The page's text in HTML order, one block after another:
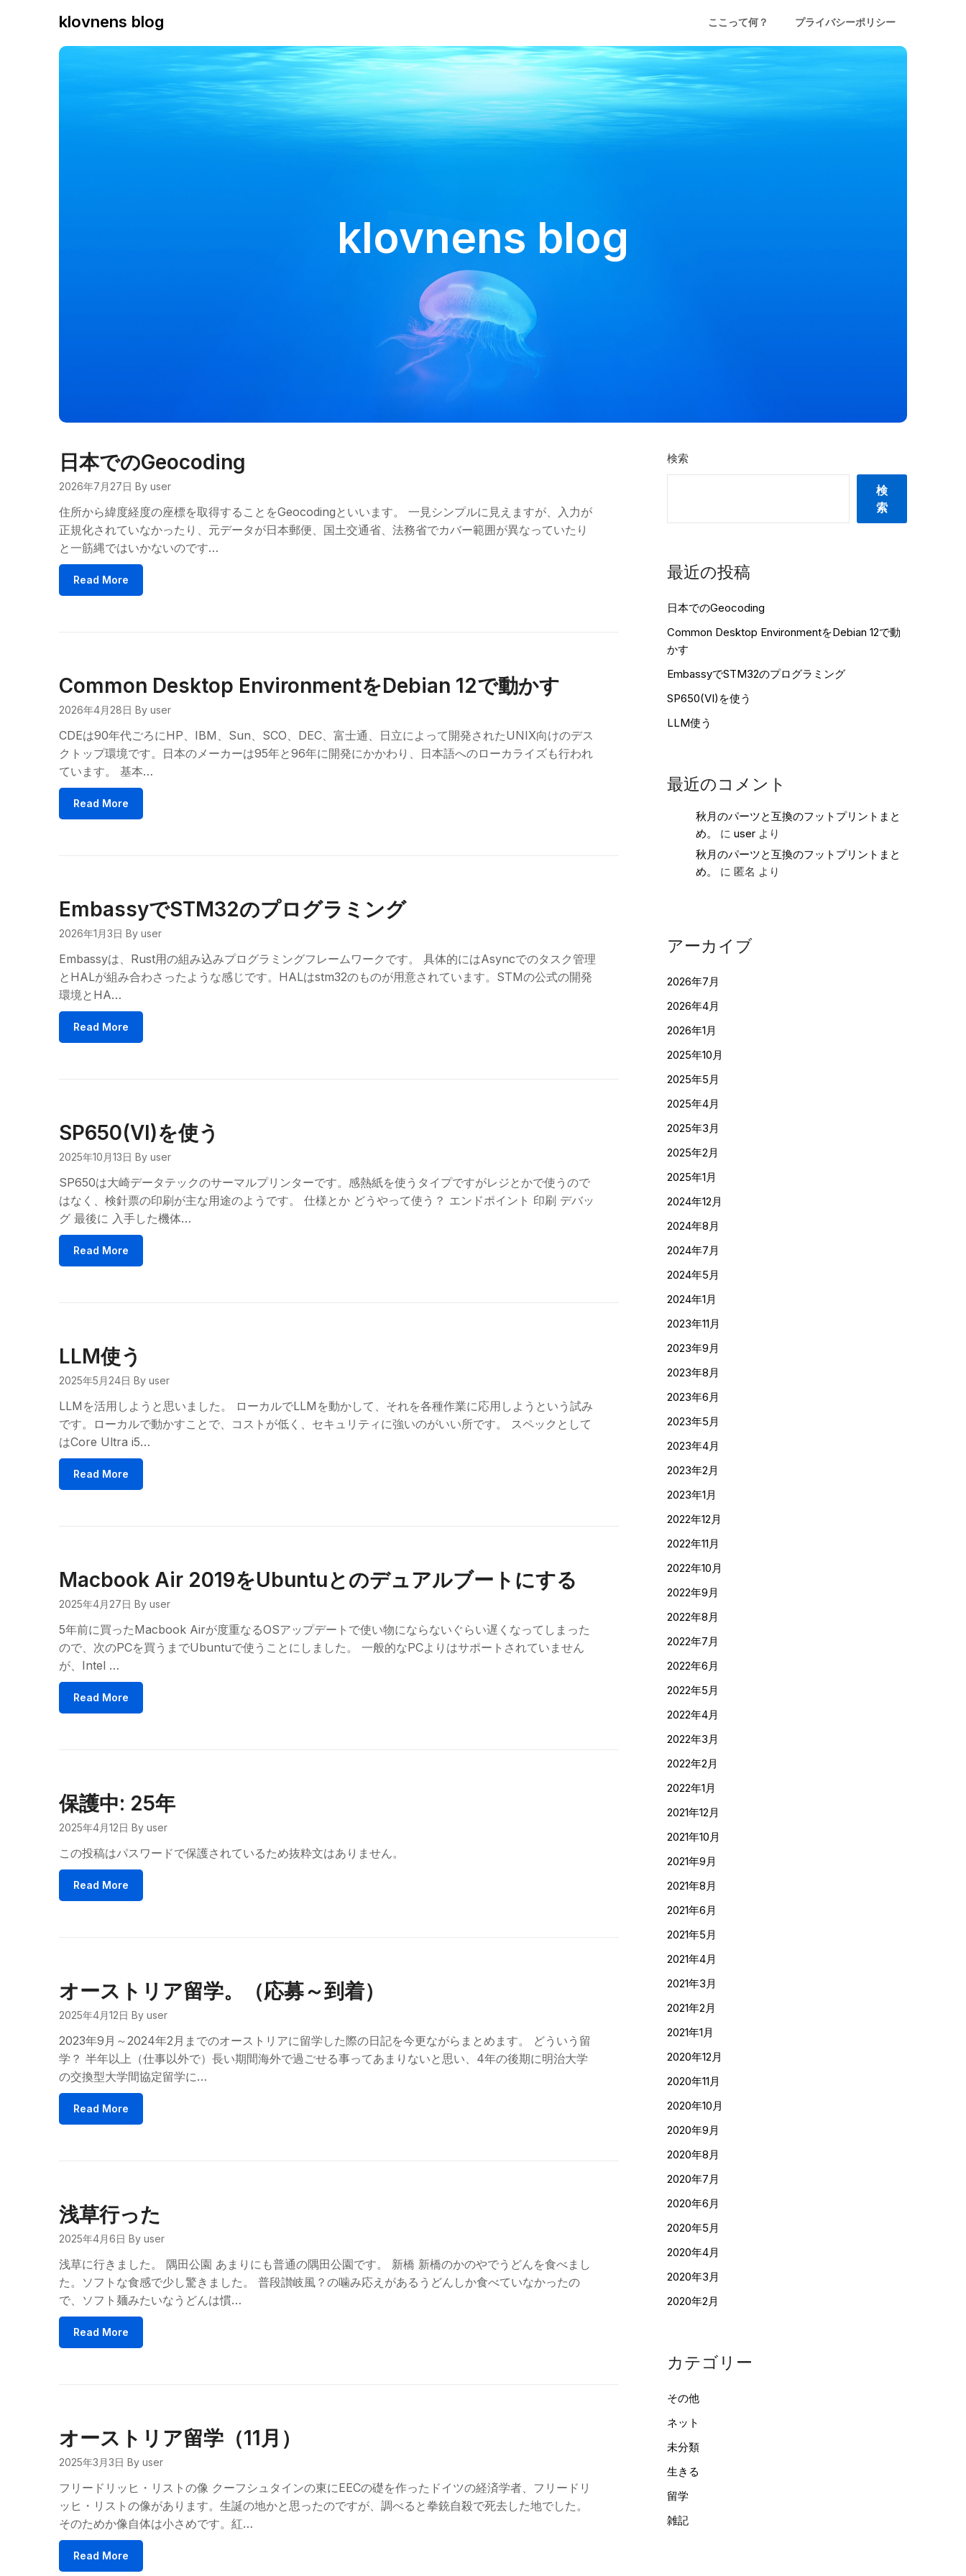
klovnens blog ここって何？ プライバシーポリシー
klovnens blog
日本でのGeocoding
2026年7月27日 By user
住所から緯度経度の座標を取得することをGeocodingといいます。 一見シンプルに見えますが、入力が
正規化されていなかったり、元データが日本郵便、国土交通省、法務省でカバー範囲が異なっていたり
と一筋縄ではいかないのです…
Read More
Common Desktop EnvironmentをDebian 12で動かす
2026年4月28日 By user
CDEは90年代ごろにHP、IBM、Sun、SCO、DEC、富士通、日立によって開発されたUNIX向けのデス
クトップ環境です。日本のメーカーは95年と96年に開発にかかわり、日本語へのローカライズも行われ
ています。 基本…
Read More
EmbassyでSTM32のプログラミング
2026年1月3日 By user
Embassyは、Rust用の組み込みプログラミングフレームワークです。 具体的にはAsyncでのタスク管理
とHALが組み合わさったような感じです。HALはstm32のものが用意されています。STMの公式の開発
環境とHA…
Read More
SP650(VI)を使う
2025年10月13日 By user
SP650は大崎データテックのサーマルプリンターです。感熱紙を使うタイプですがレジとかで使うので
はなく、検針票の印刷が主な用途のようです。 仕様とか どうやって使う？ エンドポイント 印刷 デバッ
グ 最後に 入手した機体…
Read More
LLM使う
2025年5月24日 By user
LLMを活用しようと思いました。 ローカルでLLMを動かして、それを各種作業に応用しようという試み
です。ローカルで動かすことで、コストが低く、セキュリティに強いのがいい所です。 スペックとして
はCore Ultra i5…
Read More
Macbook Air 2019をUbuntuとのデュアルブートにする
2025年4月27日 By user
5年前に買ったMacbook Airが度重なるOSアップデートで使い物にならないぐらい遅くなってしまった
ので、次のPCを買うまでUbuntuで使うことにしました。 一般的なPCよりはサポートされていません
が、Intel …
Read More
保護中: 25年
2025年4月12日 By user
この投稿はパスワードで保護されているため抜粋文はありません。
Read More
オーストリア留学。（応募～到着）
2025年4月12日 By user
2023年9月～2024年2月までのオーストリアに留学した際の日記を今更ながらまとめます。 どういう留
学？ 半年以上（仕事以外で）長い期間海外で過ごせる事ってあまりないと思い、4年の後期に明治大学
の交換型大学間協定留学に…
Read More
浅草行った
2025年4月6日 By user
浅草に行きました。 隅田公園 あまりにも普通の隅田公園です。 新橋 新橋のかのやでうどんを食べまし
た。ソフトな食感で少し驚きました。 普段讃岐風？の噛み応えがあるうどんしか食べていなかったの
で、ソフト麺みたいなうどんは慣…
Read More
オーストリア留学（11月）
2025年3月3日 By user
フリードリッヒ・リストの像 クーフシュタインの東にEECの礎を作ったドイツの経済学者、フリードリ
ッヒ・リストの像があります。生誕の地かと思ったのですが、調べると拳銃自殺で死去した地でした。
そのためか像自体は小さめです。紅…
Read More
検索
検
索
最近の投稿
日本でのGeocoding
Common Desktop EnvironmentをDebian 12で動
かす
EmbassyでSTM32のプログラミング
SP650(VI)を使う
LLM使う
最近のコメント
秋月のパーツと互換のフットプリントまと
め。
に userより
秋月のパーツと互換のフットプリントまと
め。
に 匿名 より
アーカイブ
2026年7月
2026年4月
2026年1月
2025年10月
2025年5月
2025年4月
2025年3月
2025年2月
2025年1月
2024年12月
2024年8月
2024年7月
2024年5月
2024年1月
2023年11月
2023年9月
2023年8月
2023年6月
2023年5月
2023年4月
2023年2月
2023年1月
2022年12月
2022年11月
2022年10月
2022年9月
2022年8月
2022年7月
2022年6月
2022年5月
2022年4月
2022年3月
2022年2月
2022年1月
2021年12月
2021年10月
2021年9月
2021年8月
2021年6月
2021年5月
2021年4月
2021年3月
2021年2月
2021年1月
2020年12月
2020年11月
2020年10月
2020年9月
2020年8月
2020年7月
2020年6月
2020年5月
2020年4月
2020年3月
2020年2月
カテゴリー
その他
ネット
未分類
生きる
留学
雑記